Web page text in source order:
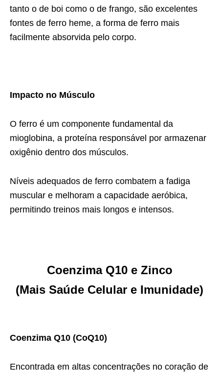
tanto o de boi como o de frango, são excelentes
fontes de ferro heme, a forma de ferro mais
facilmente absorvida pelo corpo.
Impacto no Músculo
O ferro é um componente fundamental da
mioglobina, a proteína responsável por armazenar
oxigênio dentro dos músculos.
Níveis adequados de ferro combatem a fadiga
muscular e melhoram a capacidade aeróbica,
permitindo treinos mais longos e intensos.
Coenzima Q10 e Zinco
(Mais Saúde Celular e Imunidade)
Coenzima Q10 (CoQ10)
Encontrada em altas concentrações no coração de